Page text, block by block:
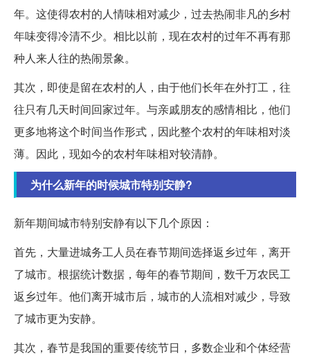
年。这使得农村的人情味相对减少，过去热闹非凡的乡村
年味变得冷清不少。相比以前，现在农村的过年不再有那
种人来人往的热闹景象。
其次，即使是留在农村的人，由于他们长年在外打工，往
往只有几天时间回家过年。与亲戚朋友的感情相比，他们
更多地将这个时间当作形式，因此整个农村的年味相对淡
薄。因此，现如今的农村年味相对较清静。
为什么新年的时候城市特别安静?
新年期间城市特别安静有以下几个原因：
首先，大量进城务工人员在春节期间选择返乡过年，离开
了城市。根据统计数据，每年的春节期间，数千万农民工
返乡过年。他们离开城市后，城市的人流相对减少，导致
了城市更为安静。
其次，春节是我国的重要传统节日，多数企业和个体经营